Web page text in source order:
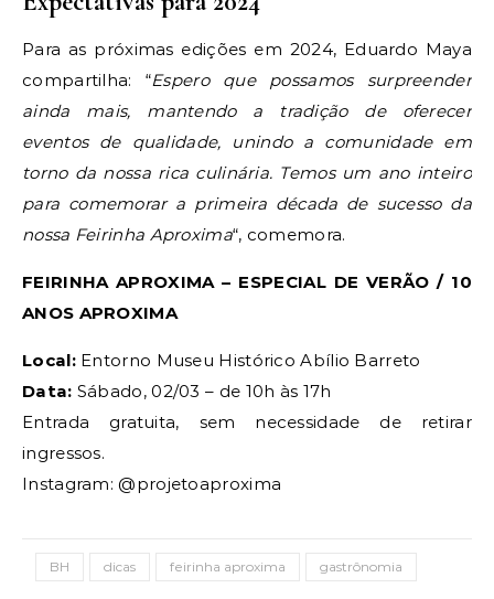
Para as próximas edições em 2024, Eduardo Maya
compartilha: “Espero que possamos surpreender
ainda mais, mantendo a tradição de oferecer
eventos de qualidade, unindo a comunidade em
torno da nossa rica culinária. Temos um ano inteiro
para comemorar a primeira década de sucesso da
nossa Feirinha Aproxima“, comemora.
FEIRINHA APROXIMA – ESPECIAL DE VERÃO / 10
ANOS APROXIMA
Local:Entorno Museu Histórico Abílio Barreto
Data: Sábado, 02/03 – de 10h às 17h
Entrada gratuita, sem necessidade de retirar
ingressos.
Instagram: @projetoaproxima
BH dicas feirinha aproxima gastrônomia